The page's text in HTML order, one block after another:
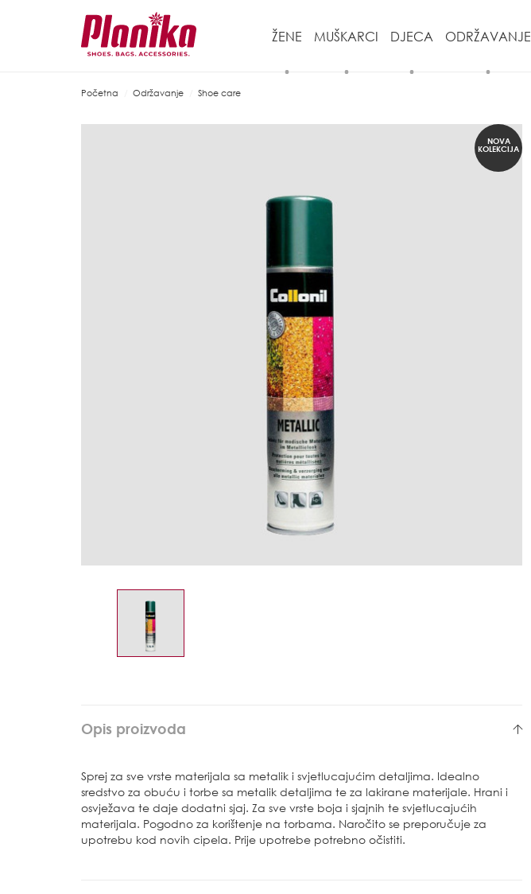
ŽENE MUŠKARCI DJECA ODRŽAVANJE
Početna Održavanje Shoe care
NOVA
KOLEKCIJA
Opis proizvoda
Sprej za sve vrste materijala sa metalik i svjetlucajućim detaljima. Idealno
sredstvo za obuću i torbe sa metalik detaljima te za lakirane materijale. Hrani i
osvježava te daje dodatni sjaj. Za sve vrste boja i sjajnih te svjetlucajućih
materijala. Pogodno za korištenje na torbama. Naročito se preporučuje za
upotrebu kod novih cipela. Prije upotrebe potrebno očistiti.